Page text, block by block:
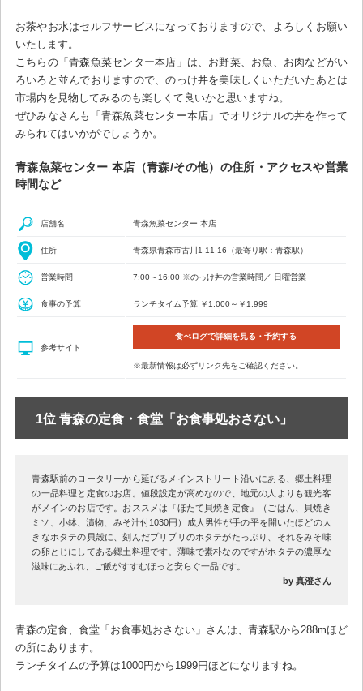
お茶やお水はセルフサービスになっておりますので、よろしくお願い
いたします。
こちらの「青森魚菜センター本店」は、お野菜、お魚、お肉などがい
ろいろと並んでおりますので、のっけ丼を美味しくいただいたあとは
市場内を見物してみるのも楽しくて良いかと思いますね。
ぜひみなさんも「青森魚菜センター本店」でオリジナルの丼を作って
みられてはいかがでしょうか。
青森魚菜センター 本店（青森/その他）の住所・アクセスや営業
時間など
店舗名 青森魚菜センター 本店
住所 青森県青森市古川1-11-16（最寄り駅：青森駅）
営業時間 7:00～16:00 ※のっけ丼の営業時間／ 日曜営業
食事の予算 ランチタイム予算 ￥1,000～￥1,999
参考サイト
食べログで詳細を見る・予約する
※最新情報は必ずリンク先をご確認ください。
1位 青森の定食・食堂「お食事処おさない」
青森駅前のロータリーから延びるメインストリート沿いにある、郷土料理
の一品料理と定食のお店。値段設定が高めなので、地元の人よりも観光客
がメインのお店です。おススメは『ほたて貝焼き定食』（ごはん、貝焼き
ミソ、小鉢、漬物、みそ汁付1030円）成人男性が手の平を開いたほどの大
きなホタテの貝殻に、刻んだプリプリのホタテがたっぷり、それをみそ味
の卵とじにしてある郷土料理です。薄味で素朴なのですがホタテの濃厚な
滋味にあふれ、ご飯がすすむほっと安らぐ一品です。
by 真澄さん
青森の定食、食堂「お食事処おさない」さんは、青森駅から288mほど
の所にあります。
ランチタイムの予算は1000円から1999円ほどになりますね。